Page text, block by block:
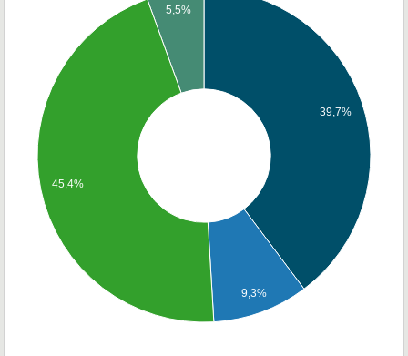
39,7%
9,3%
5,5%
45,4%